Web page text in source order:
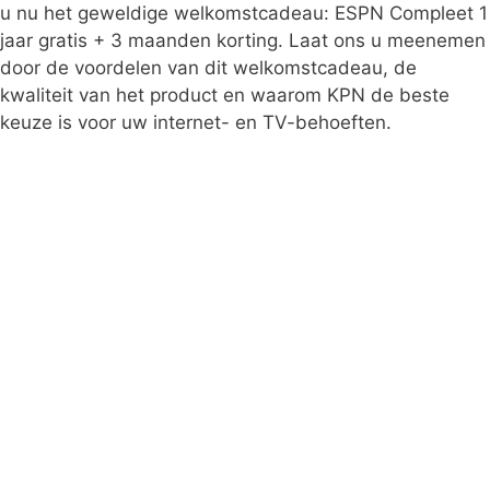
u nu het geweldige welkomstcadeau: ESPN Compleet 1
jaar gratis + 3 maanden korting. Laat ons u meenemen
door de voordelen van dit welkomstcadeau, de
kwaliteit van het product en waarom KPN de beste
keuze is voor uw internet- en TV-behoeften.